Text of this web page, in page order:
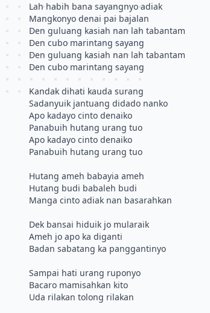
Lah habih bana sayangnyo adiak
Mangkonyo denai pai bajalan
Den guluang kasiah nan lah tabantam
Den cubo marintang sayang
Den guluang kasiah nan lah tabantam
Den cubo marintang sayang
Kandak dihati kauda surang
Sadanyuik jantuang didado nanko
Apo kadayo cinto denaiko
Panabuih hutang urang tuo
Apo kadayo cinto denaiko
Panabuih hutang urang tuo
Hutang ameh babayia ameh
Hutang budi babaleh budi
Manga cinto adiak nan basarahkan
Dek bansai hiduik jo mularaik
Ameh jo apo ka diganti
Badan sabatang ka panggantinyo
Sampai hati urang ruponyo
Bacaro mamisahkan kito